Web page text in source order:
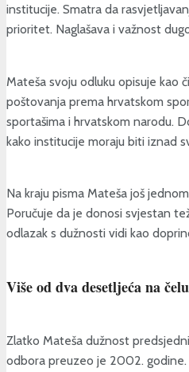
institucije. Smatra da
prioritet. Naglašava i važnost
Mateša svoju odluku opisuje kao
poštovanja prema hrvatskom
sportašima i hrvatskom narodu.
kako institucije moraju biti iznad
Na kraju pisma Mateša još
Poručuje da je donosi svjestan
odlazak s dužnosti vidi kao
Više od dva desetljeća na
Zlatko Mateša dužnost
odbora preuzeo je 2002. godine.